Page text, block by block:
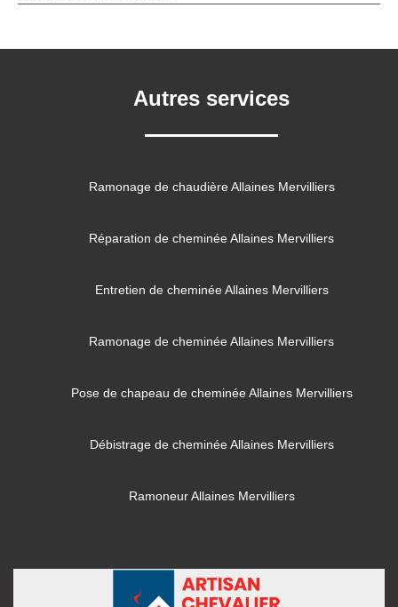
Autres services
Ramonage de chaudière Allaines Mervilliers
Réparation de cheminée Allaines Mervilliers
Entretien de cheminée Allaines Mervilliers
Ramonage de cheminée Allaines Mervilliers
Pose de chapeau de cheminée Allaines Mervilliers
Débistrage de cheminée Allaines Mervilliers
Ramoneur Allaines Mervilliers